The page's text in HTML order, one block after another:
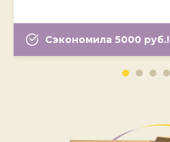
Сэкономила 5000 руб.!